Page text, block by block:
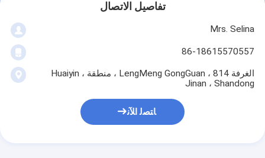
تفاصيل الاتصال
Mrs. Selina
86-18615570557
الغرفة 814 ، LengMeng GongGuan ، منطقة Huaiyin ،
Jinan ، Shandong
ﺎﺘﺼﻟ ﺍﻶﻧ